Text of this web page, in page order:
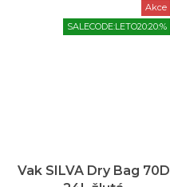
Akce
SALECODE:LETO20:20:%
Vak SILVA Dry Bag 70D